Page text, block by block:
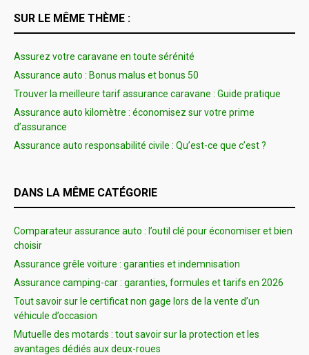
SUR LE MÊME THÈME :
Assurez votre caravane en toute sérénité
Assurance auto : Bonus malus et bonus 50
Trouver la meilleure tarif assurance caravane : Guide pratique
Assurance auto kilomètre : économisez sur votre prime
d’assurance
Assurance auto responsabilité civile : Qu’est-ce que c’est ?
DANS LA MÊME CATÉGORIE
Comparateur assurance auto : l’outil clé pour économiser et bien
choisir
Assurance grêle voiture : garanties et indemnisation
Assurance camping-car : garanties, formules et tarifs en 2026
Tout savoir sur le certificat non gage lors de la vente d’un
véhicule d’occasion
Mutuelle des motards : tout savoir sur la protection et les
avantages dédiés aux deux-roues